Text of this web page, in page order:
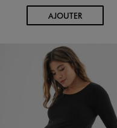
AJOUTERAU PANIER